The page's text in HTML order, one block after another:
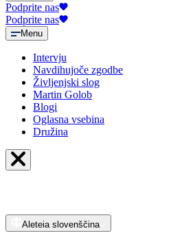
Podprite nas
Podprite nas
Menu
Intervju
Navdihujoče zgodbe
Življenjski slog
Martin Golob
Blogi
Oglasna vsebina
Družina
Aleteia slovenščina